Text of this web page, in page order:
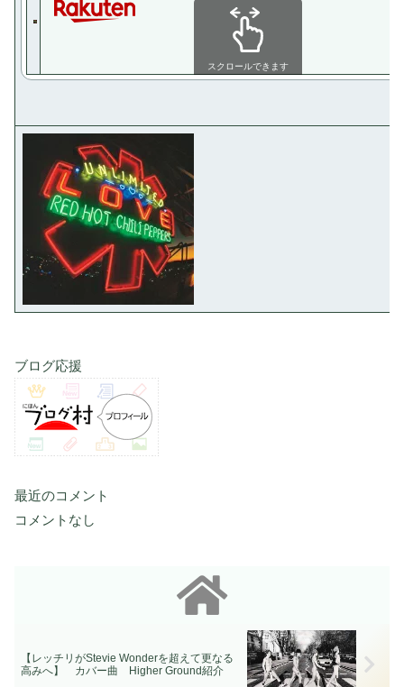
スクロールできます
ブログ応援
最近のコメント
コメントなし
【レッチリがStevie Wonderを超えて更なる
高みへ】 カバー曲 Higher Ground紹介